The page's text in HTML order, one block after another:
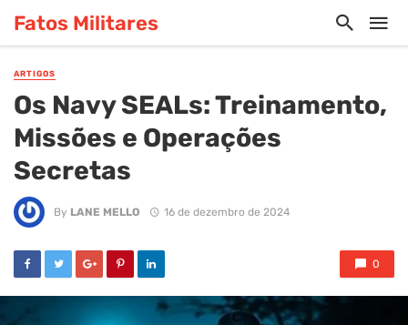
Fatos Militares
ARTIGOS
Os Navy SEALs: Treinamento,
Missões e Operações
Secretas
By LANE MELLO 16 de dezembro de 2024
0